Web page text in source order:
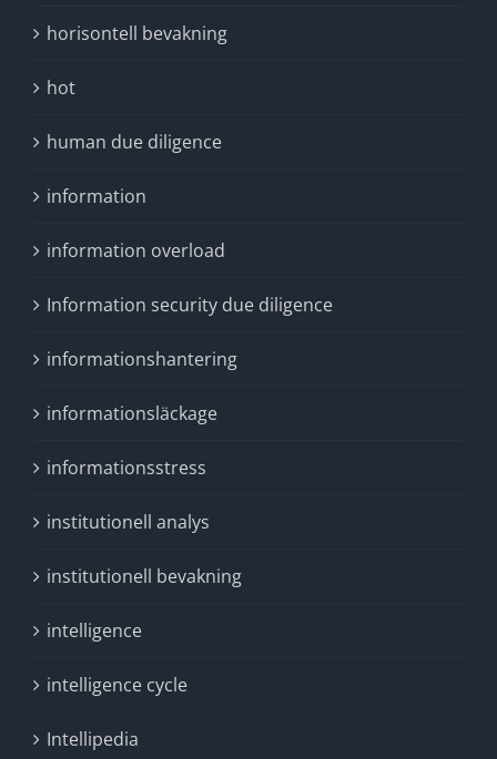
horisontell bevakning
hot
human due diligence
information
information overload
Information security due diligence
informationshantering
informationsläckage
informationsstress
institutionell analys
institutionell bevakning
intelligence
intelligence cycle
Intellipedia